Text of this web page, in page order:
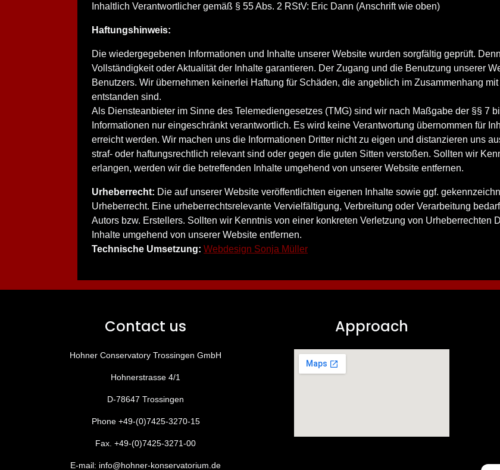
Inhaltlich Verantwortlicher gemäß § 55 Abs. 2 RStV: Eric Dann (Anschrift wie oben)
Haftungshinweis:
Die wiedergegebenen Informationen und Inhalte unserer Website wurden sorgfältig geprüft.
Vollständigkeit oder Aktualität der Inhalte garantieren. Der Zugang und die Benutzung unserer
Benutzers. Wir übernehmen keinerlei Haftung für Schäden, die angeblich im Zusammenhang
entstanden sind.
Als Diensteanbieter im Sinne des Telemediengesetzes (TMG) sind wir nach Maßgabe der §§ 7
Informationen nur eingeschränkt verantwortlich. Es wird keine Verantwortung übernommen für
erreicht werden. Wir machen uns die Informationen Dritter nicht zu eigen und distanzieren uns
straf- oder haftungsrechtlich relevant sind oder gegen die guten Sitten verstoßen. Sollten wir
erlangen, werden wir die betreffenden Inhalte umgehend von unserer Website entfernen.
Urheberrecht: Die auf unserer Website veröffentlichten eigenen Inhalte sowie ggf.
Urheberrecht. Eine urheberrechtsrelevante Vervielfältigung, Verbreitung oder Verarbeitung
Autors bzw. Erstellers. Sollten wir Kenntnis von einer konkreten Verletzung von Urheberrechten
Inhalte umgehend von unserer Website entfernen.
Technische Umsetzung: Webdesign Sonja Müller
Contact us
Hohner Conservatory Trossingen GmbH
Hohnerstrasse 4/1
D-78647 Trossingen
Phone +49-(0)7425-3270-15
Fax. +49-(0)7425-3271-00
E-mail: info@hohner-konservatorium.de
Approach